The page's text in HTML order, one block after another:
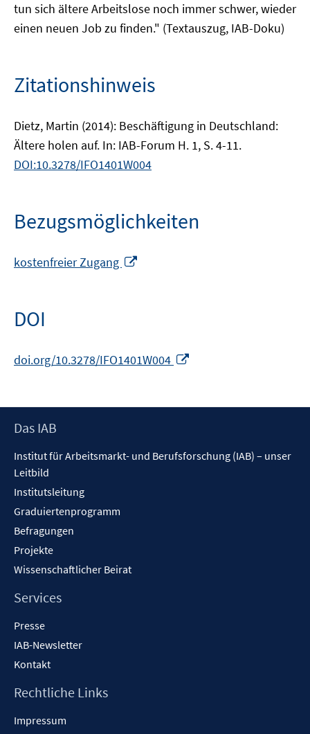
tun sich ältere Arbeitslose noch immer schwer, wieder
einen neuen Job zu finden." (Textauszug, IAB-Doku)
Zitationshinweis
Dietz, Martin (2014): Beschäftigung in Deutschland:
Ältere holen auf. In: IAB-Forum H. 1, S. 4-11.
DOI:10.3278/IFO1401W004
Bezugsmöglichkeiten
kostenfreier Zugang
DOI
doi.org/10.3278/IFO1401W004
öffnen
Footer
Das IAB
Institut für Arbeitsmarkt- und Berufsforschung (IAB) – unser
Leitbild
Institutsleitung
Graduiertenprogramm
Befragungen
Projekte
Wissenschaftlicher Beirat
Services
Presse
IAB-Newsletter
Kontakt
Rechtliche Links
Impressum